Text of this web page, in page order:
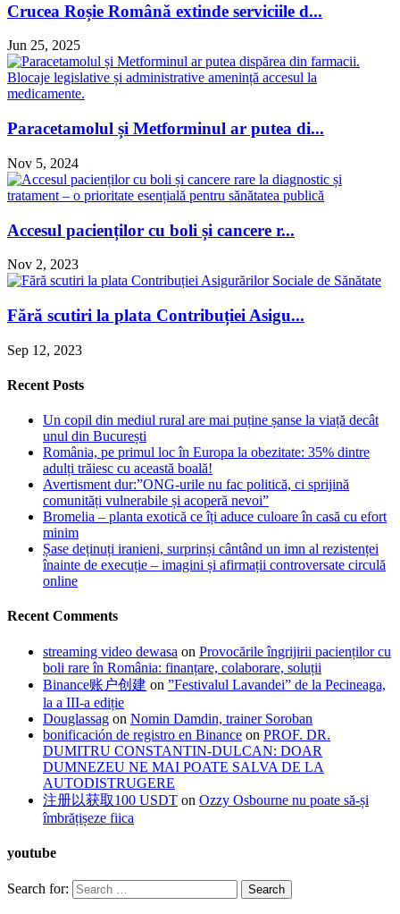
Crucea Roșie Română extinde serviciile d...
Jun 25, 2025
Paracetamolul și Metforminul ar putea di...
Nov 5, 2024
Accesul pacienților cu boli și cancere r...
Nov 2, 2023
Fără scutiri la plata Contribuției Asigu...
Sep 12, 2023
Recent Posts
Un copil din mediul rural are mai puține șanse la viață decât
unul din București
România, pe primul loc în Europa la obezitate: 35% dintre
adulți trăiesc cu această boală!
Avertisment dur:”ONG-urile nu fac politică, ci sprijină
comunități vulnerabile și acoperă nevoi”
Bromelia – planta exotică ce îți aduce culoare în casă cu efort
minim
Șase deținuți iranieni, surprinși cântând un imn al rezistenței
înainte de execuție – imagini și afirmații controversate circulă
online
Recent Comments
streaming video dewasa on Provocările îngrijirii pacienților cu
boli rare în România: finanțare, colaborare, soluții
Binance账户创建 on ”Festivalul Lavandei” de la Pecineaga,
la a III-a ediție
Douglassag on Nomin Damdin, trainer Soroban
bonificación de registro en Binance on PROF. DR.
DUMITRU CONSTANTIN-DULCAN: DOAR
DUMNEZEU NE MAI POATE SALVA DE LA
AUTODISTRUGERE
注册以获取100 USDT on Ozzy Osbourne nu poate să-și
îmbrățișeze fiica
youtube
Search for: